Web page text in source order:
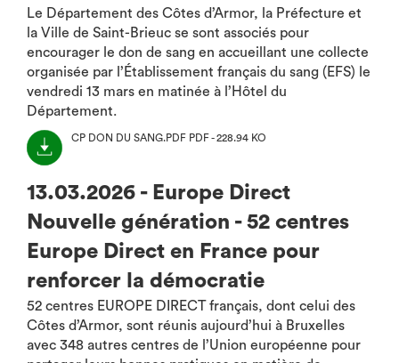
Le Département des Côtes d’Armor, la Préfecture et
la Ville de Saint-Brieuc se sont associés pour
encourager le don de sang en accueillant une collecte
organisée par l’Établissement français du sang (EFS) le
vendredi 13 mars en matinée à l’Hôtel du
Département.
CP DON DU SANG.PDF PDF - 228.94 KO
13.03.2026 - Europe Direct
Nouvelle génération - 52 centres
Europe Direct en France pour
renforcer la démocratie
52 centres EUROPE DIRECT français, dont celui des
Côtes d’Armor, sont réunis aujourd’hui à Bruxelles
avec 348 autres centres de l’Union européenne pour